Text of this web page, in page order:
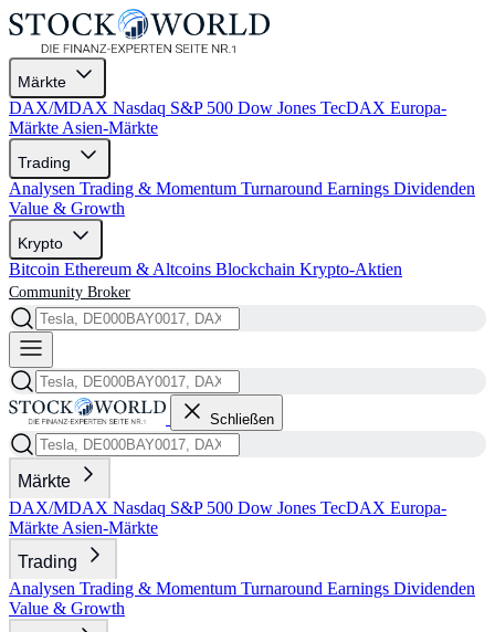
Märkte
DAX/MDAX Nasdaq S&P 500 Dow Jones TecDAX Europa-
Märkte Asien-Märkte
Trading
Analysen Trading & Momentum Turnaround Earnings Dividenden
Value & Growth
Krypto
Bitcoin Ethereum & Altcoins Blockchain Krypto-Aktien
Community Broker
Schließen
Märkte
DAX/MDAX Nasdaq S&P 500 Dow Jones TecDAX Europa-
Märkte Asien-Märkte
Trading
Analysen Trading & Momentum Turnaround Earnings Dividenden
Value & Growth